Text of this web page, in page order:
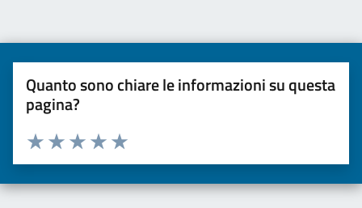
Quanto sono chiare le informazioni su questa
pagina?
Valuta da 1 a 5 stelle la pagina
Valuta 5 stelle su 5
Valuta 4 stelle su 5
Valuta 3 stelle su 5
Valuta 2 stelle su 5
Valuta una stella su 5